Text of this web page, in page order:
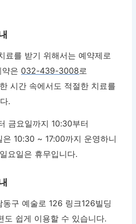
료를 받기 위해서는 예약제로
은 032-439-3008 로
시간 속에서도 적절한 치료를
.
금요일까지 10:30부터
10:30 ~ 17:00까지 운영하니
요일은 휴무입니다.
구 예술로 126 링크126빌딩
도 쉽게 이용할 수 있습니다.